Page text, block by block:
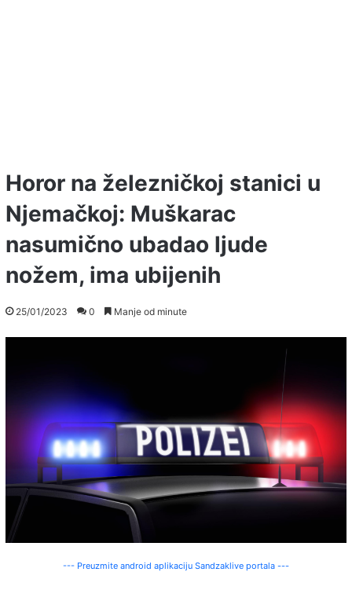
Horor na železničkoj stanici u
Njemačkoj: Muškarac
nasumično ubadao ljude
nožem, ima ubijenih
25/01/2023 0 Manje od minute
--- Preuzmite android aplikaciju Sandzaklive portala ---